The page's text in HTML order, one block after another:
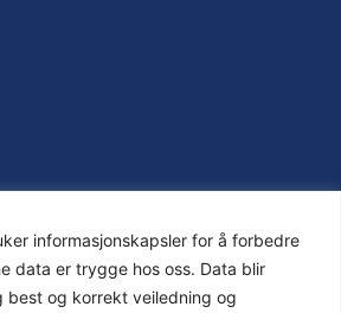
informasjonskapsler for å forbedre
data er trygge hos oss. Data blir
best og korrekt veiledning og